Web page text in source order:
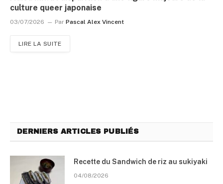
culture queer japonaise
03/07/2026 Par Pascal Alex Vincent
LIRE LA SUITE
DERNIERS ARTICLES PUBLIÉS
Recette du Sandwich de riz au sukiyaki
04/08/2026